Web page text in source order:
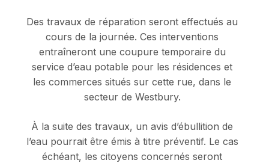
Des travaux de réparation seront effectués au
cours de la journée. Ces interventions
entraîneront une coupure temporaire du
service d’eau potable pour les résidences et
les commerces situés sur cette rue, dans le
secteur de Westbury.
À la suite des travaux, un avis d’ébullition de
l’eau pourrait être émis à titre préventif. Le cas
échéant, les citoyens concernés seront